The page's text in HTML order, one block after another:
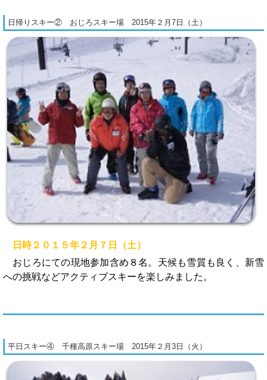
日帰りスキー② おじろスキー場 2015年２月7日（土）
日時２０１５年２月７日（土）
おじろにての現地参加含め８名。天候も雪質も良く、新雪
への挑戦などアクティブスキーを楽しみました。
平日スキー④ 千種高原スキー場 2015年２月3日（火）